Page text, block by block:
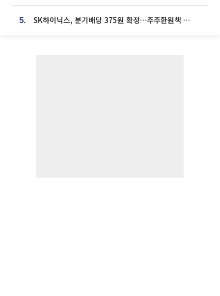
5. SK하이닉스, 분기배당 375원 확정…주주환원책 9월로 앞당겨 발표